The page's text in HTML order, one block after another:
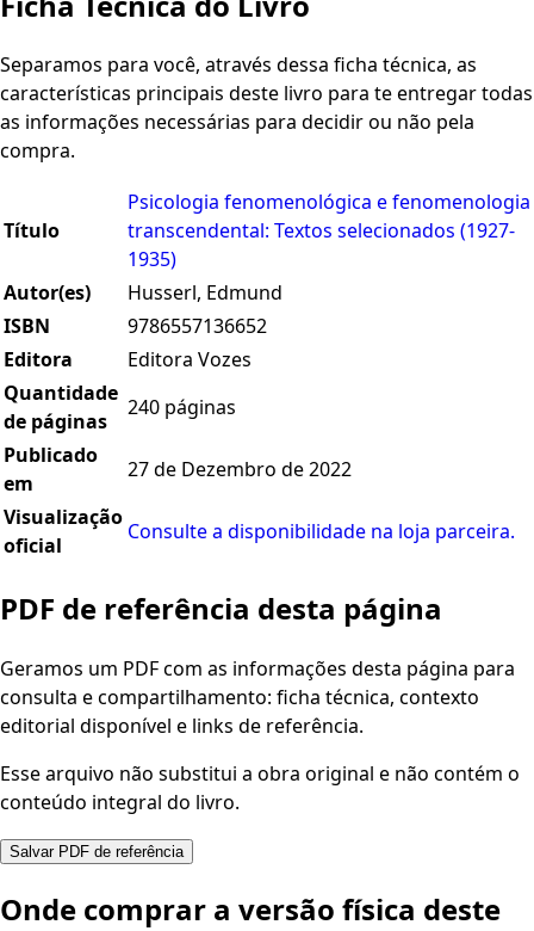
Separamos para você, através dessa ficha técnica, as
características principais deste livro para te entregar todas
as informações necessárias para decidir ou não pela
compra.
Título
Psicologia fenomenológica e fenomenologia
transcendental: Textos selecionados (1927-
1935)
Autor(es)
Husserl, Edmund
ISBN
9786557136652
Editora
Editora Vozes
Quantidade
de páginas
240 páginas
Publicado
em
27 de Dezembro de 2022
Visualização
oficial
Consulte a disponibilidade na loja parceira.
PDF de referência desta página
Geramos um PDF com as informações desta página para
consulta e compartilhamento: ficha técnica, contexto
editorial disponível e links de referência.
Esse arquivo não substitui a obra original e não contém o
conteúdo integral do livro.
Salvar PDF de referência
Onde comprar a versão física deste